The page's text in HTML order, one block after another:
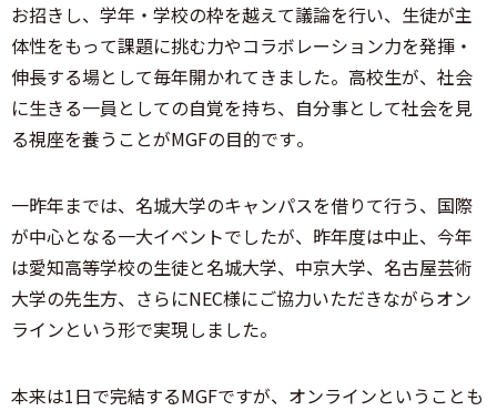
お招きし、学年・学校の枠を越えて議論を行い、⽣徒が主
体性をもって課題に挑む⼒やコラボレーション⼒を発揮・
伸⻑する場として毎年開かれてきました。高校生が、社会
に⽣きる⼀員としての⾃覚を持ち、⾃分事として社会を⾒
る視座を養うことがMGFの目的です。
一昨年までは、名城大学のキャンパスを借りて行う、国際
が中心となる一大イベントでしたが、昨年度は中止、今年
は愛知高等学校の生徒と名城大学、中京大学、名古屋芸術
大学の先生方、さらにNEC様にご協力いただきながらオン
ラインという形で実現しました。
本来は1日で完結するMGFですが、オンラインということも